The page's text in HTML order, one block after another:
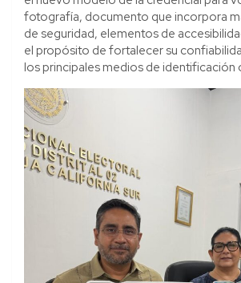
fotografía, documento que incorpora
de seguridad, elementos de
el propósito de fortalecer su
los principales medios de identificación